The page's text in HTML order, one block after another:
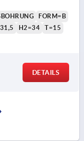
FORM=B
H2=34 T=15
DETAILS